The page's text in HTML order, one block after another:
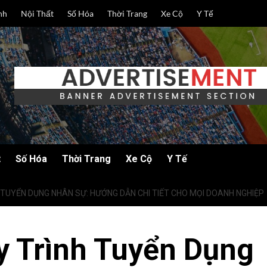
Nội Thất Số Hóa Thời Trang Xe Cộ Y Tế
Số Hóa Thời Trang Xe Cộ Y Tế
DỤNG NHÂN SỰ: HƯỚNG DẪN CHI TIẾT CHO MỌI DOANH NGHIỆP
Trình Tuyển Dụng